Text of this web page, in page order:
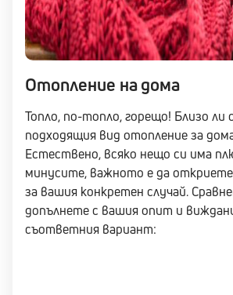
Отопление на дома
Топло, по-топло, горещо! Близо ли
подходящия вид отопление за
Естествено, всяко нещо си има
минусите, важното е да
за вашия конкретен случай.
допълнете с вашия опит и
съответния вариант: